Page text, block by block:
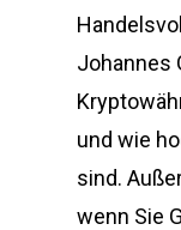
Johannes
und wie
sind.
wenn Sie